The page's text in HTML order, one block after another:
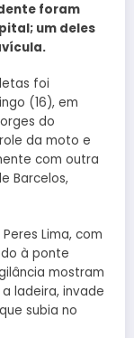
foram
um deles
foi
(16), em
do
da moto e
com outra
Barcelos,
Lima, com
à ponte
mostram
ladeira, invade
subia no